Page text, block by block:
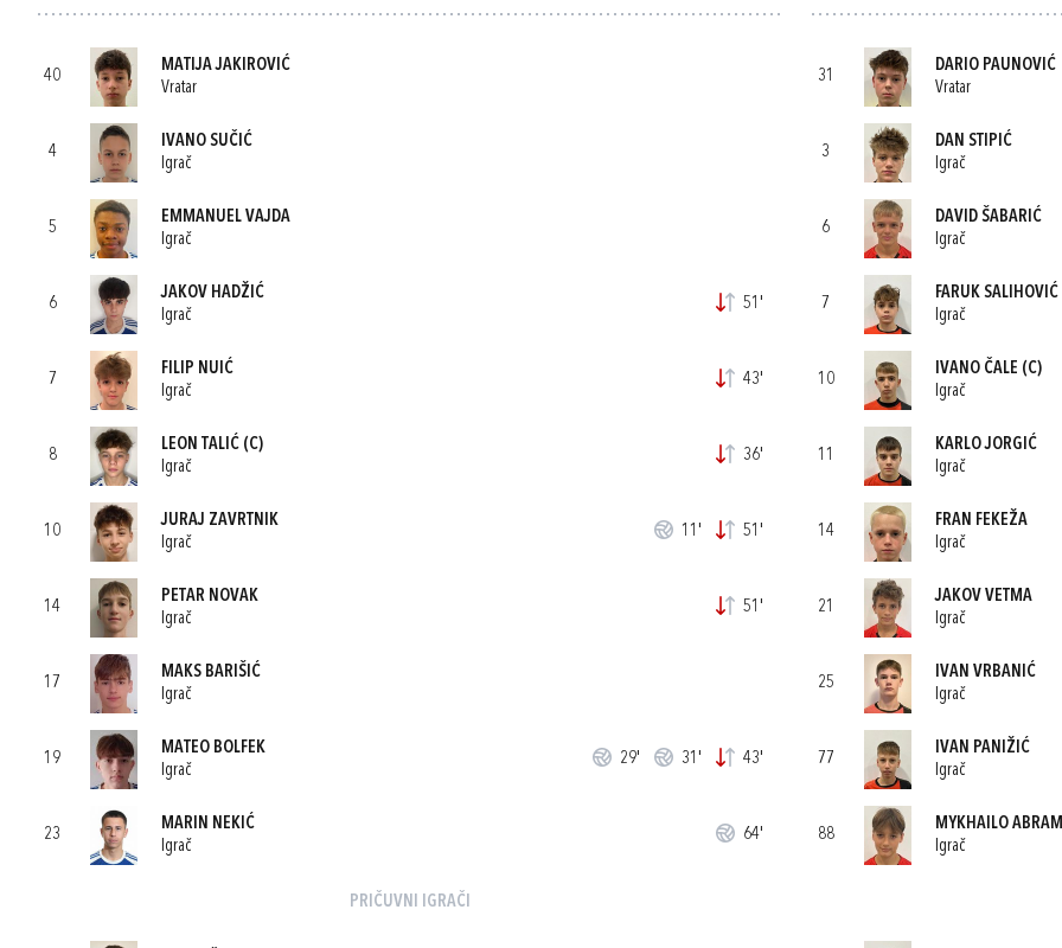
40
MATIJA JAKIROVIĆ
Vratar
4
IVANO SUČIĆ
Igrač
5
EMMANUEL VAJDA
Igrač
6
JAKOV HADŽIĆ
Igrač
51'
7
FILIP NUIĆ
Igrač
43'
8
LEON TALIĆ (C)
Igrač
36'
10
JURAJ ZAVRTNIK
Igrač
11' 51'
14
PETAR NOVAK
Igrač
51'
17
MAKS BARIŠIĆ
Igrač
19
MATEO BOLFEK
Igrač
29' 31' 43'
23
MARIN NEKIĆ
Igrač
64'
PRIČUVNI IGRAČI
31
DARIO PAUNOVIĆ
Vratar
3
DAN STIPIĆ
Igrač
6
DAVID ŠABARIĆ
Igrač
7
FARUK SALIHOVIĆ
Igrač
10
IVANO ČALE (C)
Igrač
11
KARLO JORGIĆ
Igrač
14
FRAN FEKEŽA
Igrač
21
JAKOV VETMA
Igrač
25
IVAN VRBANIĆ
Igrač
77
IVAN PANIŽIĆ
Igrač
88
MYKHAILO
Igrač